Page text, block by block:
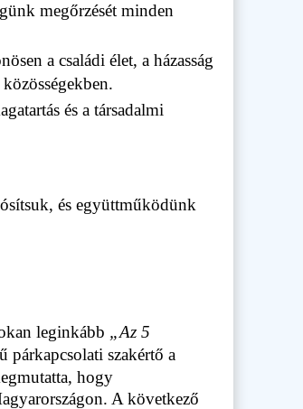
megőrzését minden
a családi élet, a házasság
és a társadalmi
és együttműködünk
leginkább „Az 5
párkapcsolati szakértő a
hogy
A következő